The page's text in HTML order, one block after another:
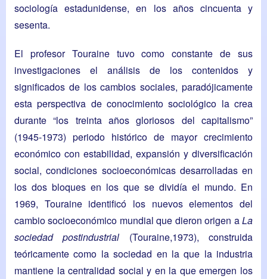
sociología estadunidense, en los años cincuenta y
sesenta.
El profesor Touraine tuvo como constante de sus
investigaciones el análisis de los contenidos y
significados de los cambios sociales, paradójicamente
esta perspectiva de conocimiento sociológico la crea
durante “los treinta años gloriosos del capitalismo”
(1945-1973) periodo histórico de mayor crecimiento
económico con estabilidad, expansión y diversificación
social, condiciones socioeconómicas desarrolladas en
los dos bloques en los que se dividía el mundo. En
1969, Touraine identificó los nuevos elementos del
cambio socioeconómico mundial que dieron origen aLa
sociedad postindustrial (Touraine,1973), construida
teóricamente como la sociedad en la que la industria
mantiene la centralidad social y en la que emergen los